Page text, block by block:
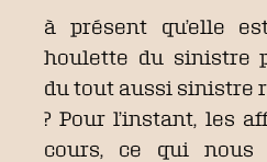
à présent qu’elle
houlette du sinistre
du tout aussi sinistre
? Pour l’instant, les
cours, ce qui nous